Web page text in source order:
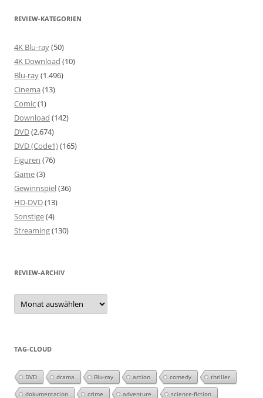
REVIEW-KATEGORIEN
4K Blu-ray(50)
4K Download (10)
Blu-ray(1.496)
Cinema (13)
Comic(1)
Download (142)
DVD(2.674)
DVD (Code1)(165)
Figuren (76)
Game(3)
Gewinnspiel(36)
HD-DVD(13)
Sonstige(4)
Streaming(130)
REVIEW-ARCHIV
Review-
Archiv
TAG-CLOUD
DVD drama Blu-ray action comedy thriller
dokumentation crime adventure science-fiction